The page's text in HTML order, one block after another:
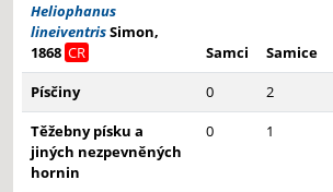
Heliophanus
lineiventrisSimon,
1868 CR Samci Samice
Písčiny
0 2
Těžebny písku a
jiných nezpevněných
hornin
0 1